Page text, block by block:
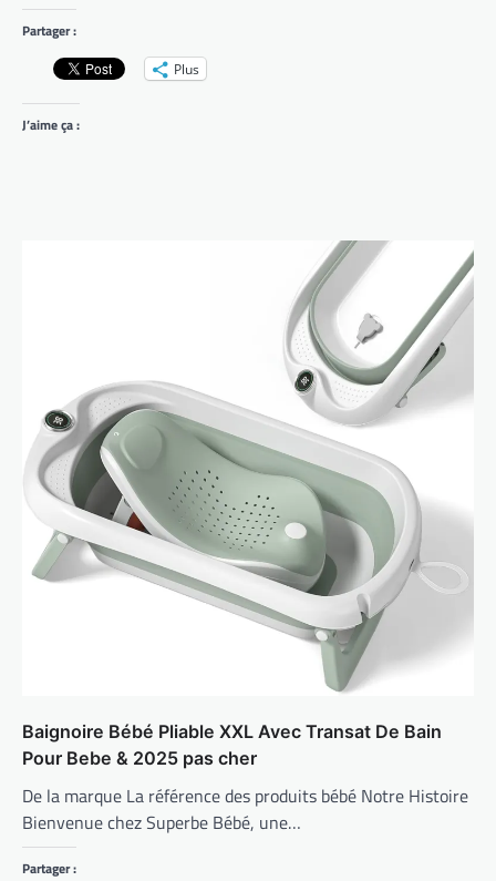
Partager :
Plus
J’aime ça :
Baignoire Bébé Pliable XXL Avec Transat De Bain
Pour Bebe & 2025 pas cher
De la marque La référence des produits bébé Notre Histoire
Bienvenue chez Superbe Bébé, une…
Partager :